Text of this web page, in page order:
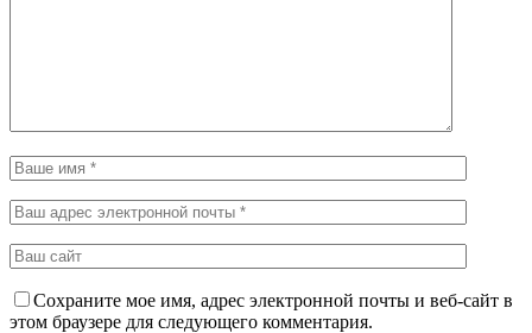
Сохраните мое имя, адрес электронной почты и веб-сайт в
этом браузере для следующего комментария.